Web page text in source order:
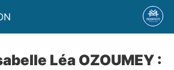
Léa OZOUMEY :